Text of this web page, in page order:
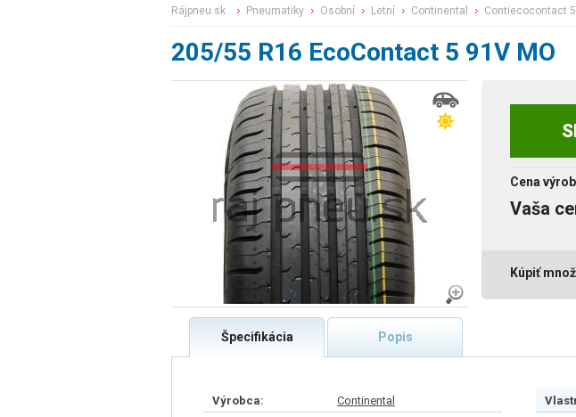
rájpneu.sk pneumatiky osobní letní continental contiecocontact 5
205/55 R16 EcoContact 5 91V MO
Cena
Vaša
Kúpiť
Špecifikácia Popis
Výrobca:
Continental